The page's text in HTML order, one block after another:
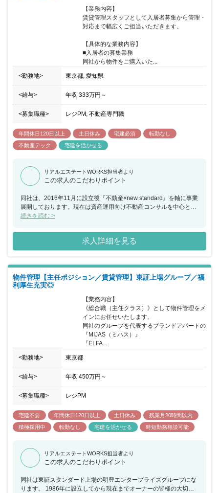
現しやすくしていたり、目指すキャリアプランに沿っての 目標設定
発デベロッパー(株)モリモトを中核に、 一戸建て開発デベロッパー
(株)モリモトホーム、 マンション管理会社(株)モリモトクオリテ
ィ、 不動産流動化会社(株)モリモトソリューションの 不動産関連企
業4社の集合による総合不動産グループです。 首都圏を中心に、ハ
イクオリティーなデザイナーズマンションの 開発・販売を行なう株
式会社モリモトです。 そのグループ会社として1988年に設立され
た同社は、 お客様の視点に立った管理業務でマンションライフを
快適にすることを目指しています。 ■事業内容: ・マンション・ビル
の総合管理業務(会計・出納業務、 建物設備の保守・保全・清掃等)
画) ・マンション・ビルの賃貸管理業務 ・住宅関連商品の紹介・代
理店業務 ・損害保険代理店業務 ■事業特徴: 人気の高い城南、横
浜、川崎を中心にマンション管理を 展開しています。 高品質な住
環境にこだわるモリモトグループの管理会社として、 信頼感のある
サービスの提供をモットーに お客様に安心と快適をお届けします。
日連続の休日が取得可能のため、プライベートな 時間も充実させる
ことが可能です。
【業務内容】
賃貸管理スタッフとして入居者募集から管理・
対応まで幅広くご担当いただきます。
【具体的な業務内容】
■入居者の募集業務
同社から物件をご購入いた...
<勤務地> 東京都, 愛知県
<給与> 年収 333万円 ～
<募集職種> レジPM, 不動産専門職
年間休日120日以上 土日休み 宅建必須
転勤なし
不動産テック
宅建を活かせる
リアルエステートWORKS担当者より
この求人のこだわりポイント
同社は、2016年11月に設立後『不動産×new standard』を軸に事業
展開しております。現在は資産運用向け不動産コンサルを中心と
し、マンスリー事業、自社ブランドマンション開発の計画など、
97億円、そして今期は150億円売上見込と、コロナ禍に一切影響し
ないビジネスモデルで成長を続けています。現在、約1,340戸を管
理しており、設立以来、販売戸数が順調に伸び、それに伴い、管理
とから今回、リーシング経験を活かして賃貸管理スタッフとして入
居者募集から管理・対応まで幅広くご担当いただける方を求めてい
ます。同社の魅力として、ペーパーレス化を進めており従来の賃貸
管理の概念を変え、紙からデジタルへ、さらなる効率化を図るため
に業務改善を行っています。また、リーシング業務としてはキャン
ペーンを打ち出すなど工夫をして入居率の担保を行っていますので
そういったことに強い方や経験のある方だと経験を活かして即戦力
として活躍していただけます。
続きを読む >
求人詳細を見る
物件管理【主任ポジション／賃貸管理】東証上場グループ／福
利厚生充実◎
【業務内容】
《総合職（主任クラス）》として物件管理をメ
インにお任せいたします。
同社のグループを代表するブランドアパートの
『MIJAS（ミハス）』
『ELFA...
<勤務地> 東京都
<給与> 年収 450万円 ～
<募集職種> レジPM
宅建不要 年間休日120日以上 土日休み
残業月20時間以内
積極採用中
転勤なし 宅建を活かせる 時短勤務相談可能
リアルエステートWORKS担当者より
この求人のこだわりポイント
同社は東証スタンダード上場の明豊エンタープライズグループにな
ります。 1986年に設立してから現在までオーナーの皆様の大切な